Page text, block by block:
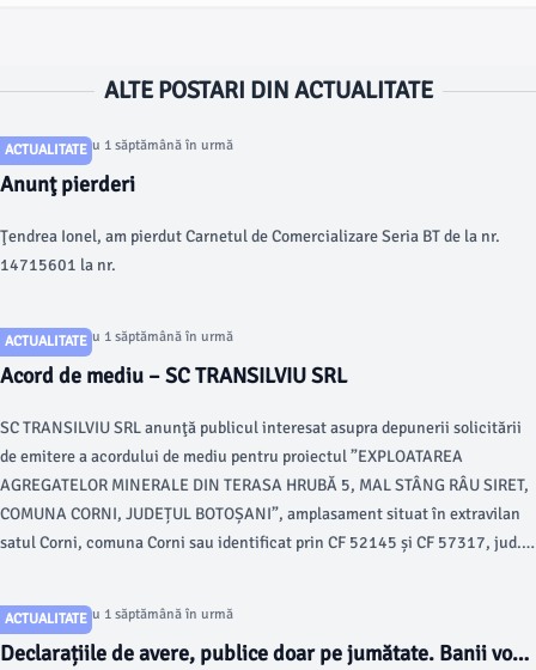
ALTE POSTARI DIN ACTUALITATE
ACTUALITATE
Articol postat cu 1 săptămână în urmă
Anunţ pierderi
Ţendrea Ionel, am pierdut Carnetul de Comercializare Seria BT de la nr.
14715601 la nr.
ACTUALITATE
Articol postat cu 1 săptămână în urmă
Acord de mediu – SC TRANSILVIU SRL
SC TRANSILVIU SRL anunţă publicul interesat asupra depunerii solicitării
de emitere a acordului de mediu pentru proiectul ”EXPLOATAREA
AGREGATELOR MINERALE DIN TERASA HRUBĂ 5, MAL STÂNG RÂU SIRET,
COMUNA CORNI, JUDEȚUL BOTOȘANI”, amplasament situat în extravilan
satul Corni, comuna Corni sau identificat prin CF 52145 și CF 57317, jud.
ACTUALITATE
Articol postat cu 1 săptămână în urmă
Declarațiile de avere, publice doar pe jumătate. Banii vor